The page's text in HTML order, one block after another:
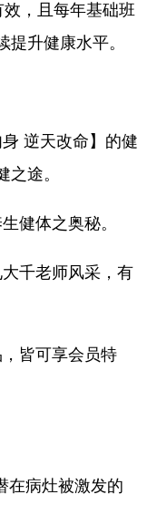
，且每年基础班
升健康水平。
逆天改命】的健
途。
健体之奥秘。
千老师风采，有
皆可享会员特
在病灶被激发的